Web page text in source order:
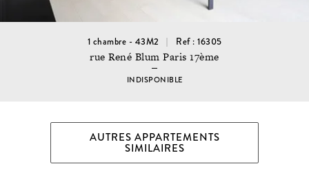
1 chambre - 43M2 Ref : 16305
rue René Blum Paris 17ème
INDISPONIBLE
AUTRES APPARTEMENTS
SIMILAIRES